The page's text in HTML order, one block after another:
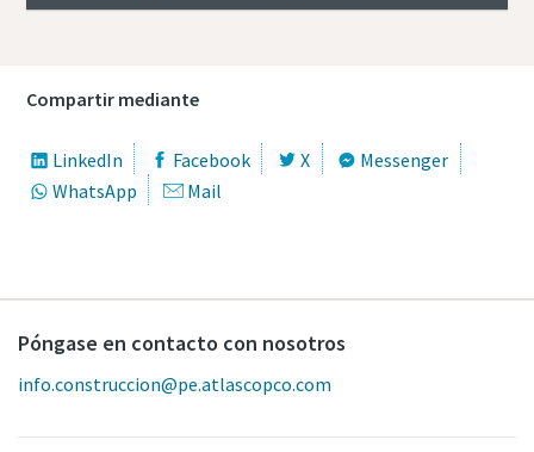
Compartir mediante
LinkedIn Facebook X
Messenger
WhatsApp
Mail
Póngase en contacto con nosotros
info.construccion@pe.atlascopco.com